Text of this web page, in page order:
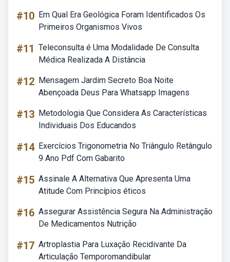
#10 Em Qual Era Geológica Foram Identificados Os
Primeiros Organismos Vivos
#11 Teleconsulta é Uma Modalidade De Consulta
Médica Realizada A Distância
#12 Mensagem Jardim Secreto Boa Noite
Abençoada Deus Para Whatsapp Imagens
#13 Metodologia Que Considera As Características
Individuais Dos Educandos
#14 Exercícios Trigonometria No Triângulo Retângulo
9 Ano Pdf Com Gabarito
#15 Assinale A Alternativa Que Apresenta Uma
Atitude Com Princípios éticos
#16 Assegurar Assistência Segura Na Administração
De Medicamentos Nutrição
#17 Artroplastia Para Luxação Recidivante Da
Articulação Temporomandibular